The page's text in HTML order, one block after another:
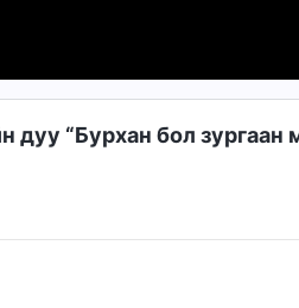
дуу “Бурхан бол